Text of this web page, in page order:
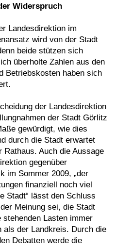
Widerspruch
Landesdirektion im
wird von der Stadt
beide stützen sich
überholte Zahlen aus den
Betriebskosten haben sich
der Landesdirektion
der Stadt Görlitz
gewürdigt, wie dies
durch die Stadt erwartet
Rathaus. Auch die Aussage
gegenüber
im Sommer 2009, „der
finanziell noch viel
Stadt“ lässt den Schluss
Meinung sei, die Stadt
Lasten immer
als der Landkreis. Durch die
Debatten werde die